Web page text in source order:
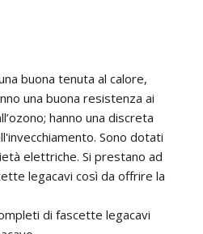
buona tenuta al calore,
una buona resistenza ai
hanno una discreta
Sono dotati
elettriche. Si prestano ad
legacavi così da offrire la
di fascette legacavi